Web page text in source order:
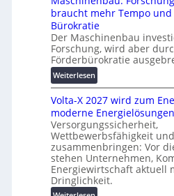
i
e
r
u
n
g
s
l
ö
s
u
n
g
e
n
t
s
c
h
u
t
z
u
n
d
d
i
g
i
braucht mehr Tempo
Bürokratie
Der Maschinenbau
Forschung, wird aber
Förderbürokratie
Weiterlesen:
M
a
s
c
h
i
n
e
n
Volta-X 2027 wird zum
moderne Energielösungen
Versorgungssicherheit,
Wettbewerbsfähigkeit
zusammenbringen: Vor
stehen Unternehmen,
Energiewirtschaft aktuell
Dringlichkeit.